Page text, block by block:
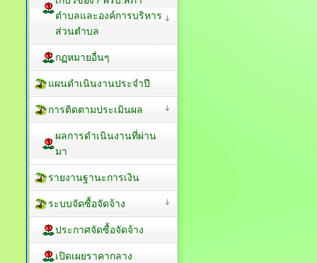
ตำบลและองค์การบริหาร
ส่วนตำบล
กฏหมายอื่นๆ
แผนดำเนินงานประจำปี
การติดตามประเมินผล
ผลการดำเนินงานที่ผ่าน
มา
รายงานฐานะการเงิน
ระบบจัดซื้อจัดจ้าง
ประกาศจัดซื้อจัดจ้าง
เปิดเผยราคากลาง